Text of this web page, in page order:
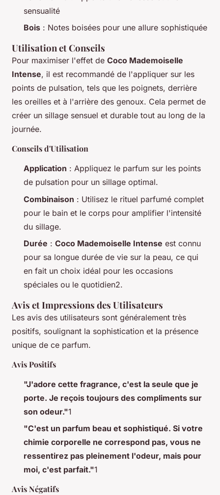
sensualité
Bois : Notes boisées pour une allure sophistiquée
Utilisation et Conseils
Pour maximiser l'effet de Coco Mademoiselle
Intense, il est recommandé de l'appliquer sur les
points de pulsation, tels que les poignets, derrière
les oreilles et à l'arrière des genoux. Cela permet de
créer un sillage sensuel et durable tout au long de la
journée.
Conseils d'Utilisation
Application : Appliquez le parfum sur les points
de pulsation pour un sillage optimal.
Combinaison : Utilisez le rituel parfumé complet
pour le bain et le corps pour amplifier l'intensité
du sillage.
Durée : Coco Mademoiselle Intense est connu
pour sa longue durée de vie sur la peau, ce qui
en fait un choix idéal pour les occasions
spéciales ou le quotidien2.
Avis et Impressions des Utilisateurs
Les avis des utilisateurs sont généralement très
positifs, soulignant la sophistication et la présence
unique de ce parfum.
Avis Positifs
"J'adore cette fragrance, c'est la seule que je
porte. Je reçois toujours des compliments sur
son odeur."1
"C'est un parfum beau et sophistiqué. Si votre
chimie corporelle ne correspond pas, vous ne
ressentirez pas pleinement l'odeur, mais pour
moi, c'est parfait."1
Avis Négatifs